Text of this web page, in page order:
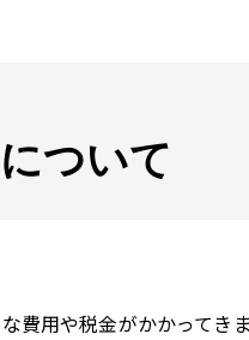
ついて
費用や税金がかかってき